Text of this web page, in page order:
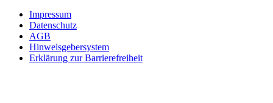
Impressum
Datenschutz
AGB
Hinweisgebersystem
Erklärung zur Barrierefreiheit